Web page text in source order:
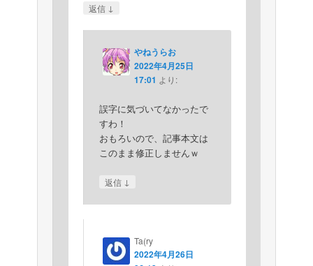
返信 ↓
やねうらお
2022年4月25日
17:01 より:
誤字に気づいてなかったで
すわ！
おもろいので、記事本文は
このまま修正しませんｗ
返信 ↓
Ta(ry
2022年4月26日